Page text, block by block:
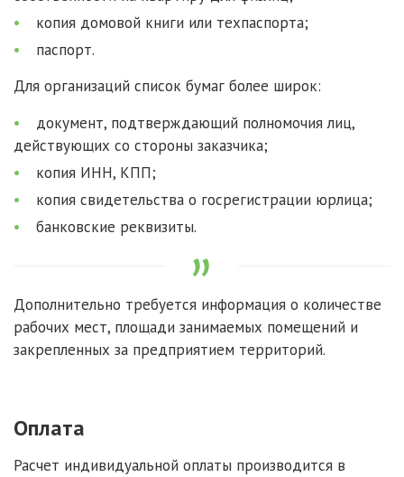
копия домовой книги или техпаспорта;
паспорт.
Для организаций список бумаг более широк:
документ, подтверждающий полномочия лиц,
действующих со стороны заказчика;
копия ИНН, КПП;
копия свидетельства о госрегистрации юрлица;
банковские реквизиты.
Дополнительно требуется информация о количестве
рабочих мест, площади занимаемых помещений и
закрепленных за предприятием территорий.
Оплата
Расчет индивидуальной оплаты производится в